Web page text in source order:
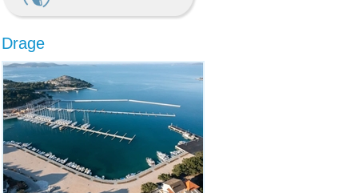
Drage